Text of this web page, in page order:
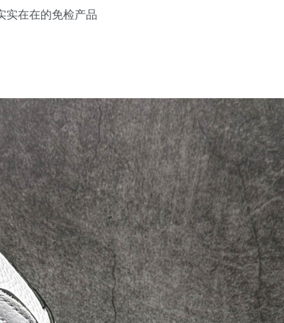
实在在的免检产品